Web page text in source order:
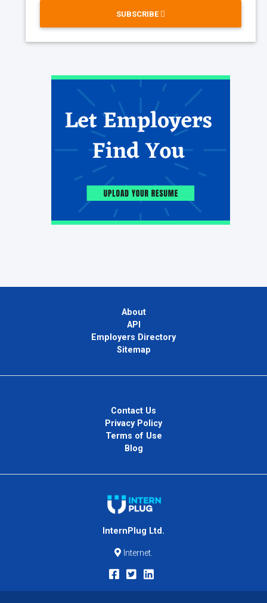
SUBSCRIBE
About
API
Employers Directory
Sitemap
Contact Us
Privacy Policy
Terms of Use
Blog
InternPlug Ltd.
Internet.